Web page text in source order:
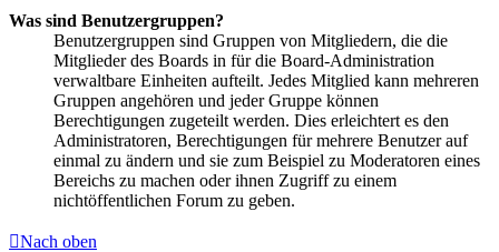
Was sind Benutzergruppen?
Benutzergruppen sind Gruppen von Mitgliedern, die die
Mitglieder des Boards in für die Board-Administration
verwaltbare Einheiten aufteilt. Jedes Mitglied kann mehreren
Gruppen angehören und jeder Gruppe können
Berechtigungen zugeteilt werden. Dies erleichtert es den
Administratoren, Berechtigungen für mehrere Benutzer auf
einmal zu ändern und sie zum Beispiel zu Moderatoren eines
Bereichs zu machen oder ihnen Zugriff zu einem
nichtöffentlichen Forum zu geben.
Nach oben